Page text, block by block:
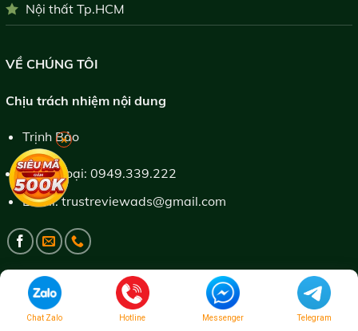
Nội thất Tp.HCM
VỀ CHÚNG TÔI
Chịu trách nhiệm nội dung
Trịnh Bảo
Điện thoại: 0949.339.222
Email:trustreviewads@gmail.com
Bản quyền 2026 ©TrustReview - Thiết kế web: BALICO
×
Chat Zalo Hotline Messenger Telegram